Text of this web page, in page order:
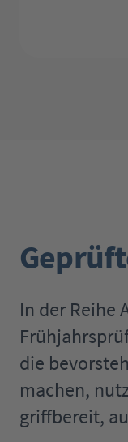
In der Reihe
die
machen,
griffbereit,